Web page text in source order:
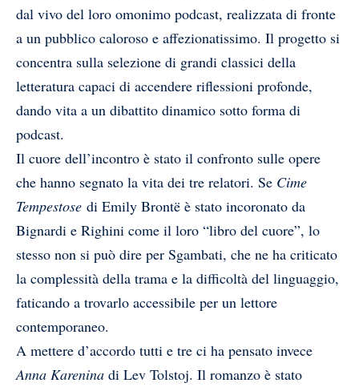
dal vivo del loro omonimo podcast, realizzata di fronte
a un pubblico caloroso e affezionatissimo. Il progetto si
concentra sulla selezione di grandi classici della
letteratura capaci di accendere riflessioni profonde,
dando vita a un dibattito dinamico sotto forma di
podcast.
Il cuore dell’incontro è stato il confronto sulle opere
che hanno segnato la vita dei tre relatori. Se Cime
Tempestose di Emily Brontë è stato incoronato da
Bignardi e Righini come il loro “libro del cuore”, lo
stesso non si può dire per Sgambati, che ne ha criticato
la complessità della trama e la difficoltà del linguaggio,
faticando a trovarlo accessibile per un lettore
contemporaneo.
A mettere d’accordo tutti e tre ci ha pensato invece
Anna Karenina di Lev Tolstoj. Il romanzo è stato